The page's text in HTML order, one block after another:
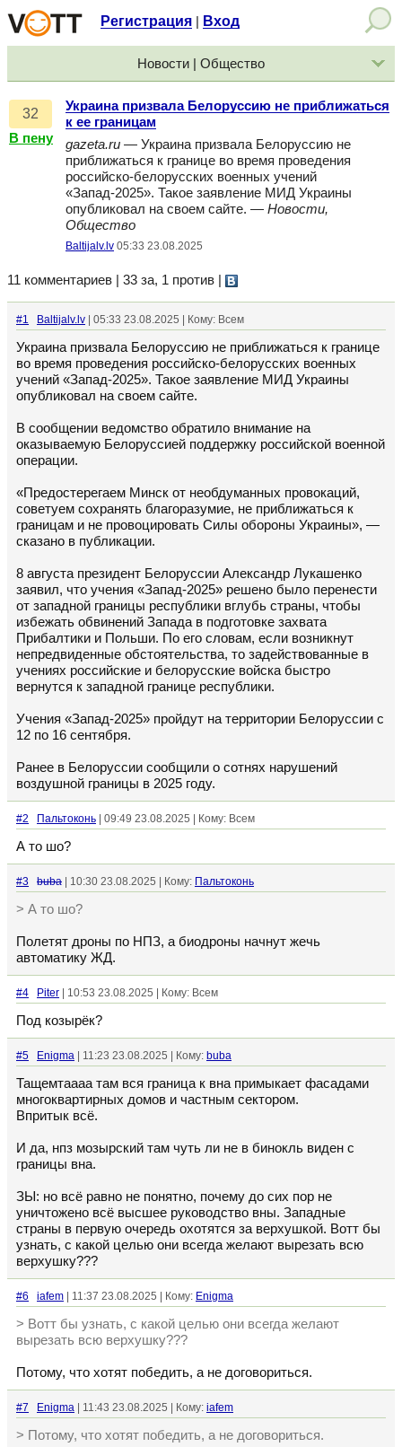
Регистрация Вход
Новости | Общество
32
В пену
Украина призвала Белоруссию не приближаться
к ее границам
gazeta.ru — Украина призвала Белоруссию не
приближаться к границе во время проведения
российско-белорусских военных учений
«Запад-2025». Такое заявление МИД Украины
опубликовал на своем сайте. — Новости,
Общество
Baltijalv.lv 05:33 23.08.2025
11 комментариев | 33 за, 1 против
#1 Baltijalv.lv | 05:33 23.08.2025 | Кому: Всем
Украина призвала Белоруссию не приближаться к границе
во время проведения российско-белорусских военных
учений «Запад-2025». Такое заявление МИД Украины
опубликовал на своем сайте.
В сообщении ведомство обратило внимание на
оказываемую Белоруссией поддержку российской военной
операции.
«Предостерегаем Минск от необдуманных провокаций,
советуем сохранять благоразумие, не приближаться к
границам и не провоцировать Силы обороны Украины», —
сказано в публикации.
8 августа президент Белоруссии Александр Лукашенко
заявил, что учения «Запад-2025» решено было перенести
от западной границы республики вглубь страны, чтобы
избежать обвинений Запада в подготовке захвата
Прибалтики и Польши. По его словам, если возникнут
непредвиденные обстоятельства, то задействованные в
учениях российские и белорусские войска быстро
вернутся к западной границе республики.
Учения «Запад-2025» пройдут на территории Белоруссии с
12 по 16 сентября.
Ранее в Белоруссии сообщили о сотнях нарушений
воздушной границы в 2025 году.
#2 Пальтоконь | 09:49 23.08.2025 | Кому: Всем
А то шо?
#3 buba | 10:30 23.08.2025 | Кому: Пальтоконь
> А то шо?
Полетят дроны по НПЗ, а биодроны начнут жечь
автоматику ЖД.
#4 Piter | 10:53 23.08.2025 | Кому: Всем
Под козырёк?
#5 Enigma | 11:23 23.08.2025 | Кому: buba
Тащемтаааа там вся граница к вна примыкает фасадами
многоквартирных домов и частным сектором.
Впритык всё.
И да, нпз мозырский там чуть ли не в бинокль виден с
границы вна.
ЗЫ: но всё равно не понятно, почему до сих пор не
уничтожено всё высшее руководство вны. Западные
страны в первую очередь охотятся за верхушкой. Вотт бы
узнать, с какой целью они всегда желают вырезать всю
верхушку???
#6 iafem | 11:37 23.08.2025 | Кому: Enigma
> Вотт бы узнать, с какой целью они всегда желают
вырезать всю верхушку???
Потому, что хотят победить, а не договориться.
#7 Enigma | 11:43 23.08.2025 | Кому: iafem
> Потому, что хотят победить, а не договориться.